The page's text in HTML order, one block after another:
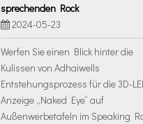
sprechenden Rock
2024-05-23
Werfen Sie einen Blick hinter die
Kulissen von Adhaiwells
Entstehungsprozess für die 3D-
Anzeige „Naked Eye“ auf
Außenwerbetafeln im Speaking